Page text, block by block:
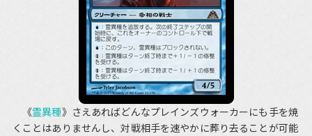
《霊異種》さえあればどんなプレインズウォーカーにも手を焼
くことはありませんし、対戦相手を速やかに葬り去ることが可能